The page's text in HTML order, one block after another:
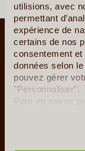
utilisions, avec
permettant
expérience de
certains de nos
consentement
données selon
pouvez gérer
"Personnaliser".
Pour en savoir
LE
Qui sommes-
Le Concept
Notre Charte
Le Voyage en